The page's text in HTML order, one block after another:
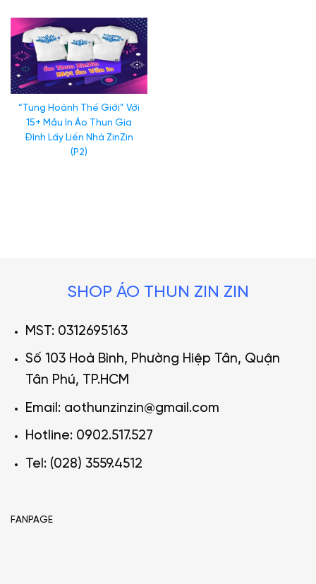
“Tung Hoành Thế Giới” Với
15+ Mẫu In Áo Thun Gia
Đình Lấy Liền Nhà ZinZin
(P2)
SHOP ÁO THUN ZIN ZIN
MST: 0312695163
Số 103 Hoà Bình, Phường Hiệp Tân, Quận
Tân Phú, TP.HCM
Email: aothunzinzin@gmail.com
Hotline: 0902.517.527
Tel: (028) 3559.4512
FANPAGE